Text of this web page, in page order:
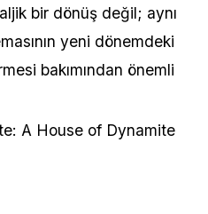
bir dönüş değil; aynı
yeni dönemdeki
bakımından önemli